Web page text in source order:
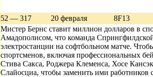
52 — 317 20 февраля 8F13
Мистер Бернс ставит миллион долларов в
Амадополисом, что команда
электростанции на софтбольном матче.
спортсменов, включая профессиональных
Стива Сакса, Роджера Клеменса, Хосе
Слайосциа, чтобы заменить ими